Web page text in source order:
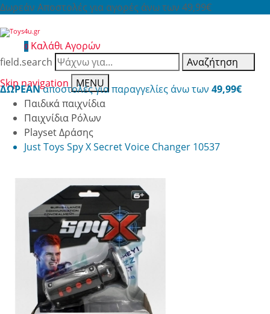
Δωρεάν Αποστολές για αγορές άνω των 49,99€
0 Καλάθι Αγορών
field.search
Αναζήτηση
Skip navigation
MENU
ΔΩΡΕΑΝαποστολές για παραγγελίες άνω των 49,99€
Παιδικά παιχνίδια
Παιχνίδια Ρόλων
Playset Δράσης
Just Toys Spy X Secret Voice Changer 10537